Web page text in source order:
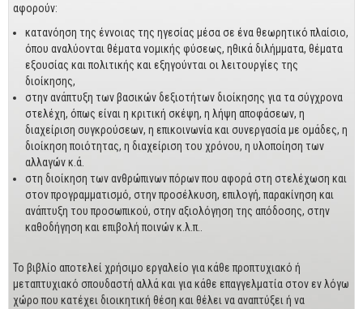
Πολιτικών Μηχανικών
Αρχιτεκτόνων
Μηχανολόγων
Ιστορικά
Γεωπονικά
Προσφορές
αφορούν:
κατανόηση της έννοιας της ηγεσίας μέσα σε ένα θεωρητικό πλαίσιο,
όπου αναλύονται θέματα νομικής φύσεως, ηθικά διλήμματα, θέματα
εξουσίας και πολιτικής και εξηγούνται οι λειτουργίες της
διοίκησης,
στην ανάπτυξη των βασικών δεξιοτήτων διοίκησης για τα σύγχρονα
στελέχη, όπως είναι η κριτική σκέψη, η λήψη αποφάσεων, η
διαχείριση συγκρούσεων, η επικοινωνία και συνεργασία με ομάδες, η
διοίκηση ποιότητας, η διαχείριση του χρόνου, η υλοποίηση των
αλλαγών κ.ά.
στη διοίκηση των ανθρώπινων πόρων που αφορά στη στελέχωση και
στον προγραμματισμό, στην προσέλκυση, επιλογή, παρακίνηση και
ανάπτυξη του προσωπικού, στην αξιολόγηση της απόδοσης, στην
καθοδήγηση και επιβολή ποινών κ.λ.π..
Το βιβλίο αποτελεί χρήσιμο εργαλείο για κάθε προπτυχιακό ή
μεταπτυχιακό σπουδαστή αλλά και για κάθε επαγγελματία στον εν λόγω
χώρο που κατέχει διοικητική θέση και θέλει να αναπτύξει ή να